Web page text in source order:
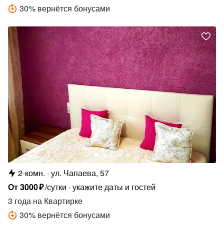
30% вернётся бонусами
2-комн. ул. Чапаева, 57
От3000₽/сутки укажите даты и гостей
3 года на Квартирке
30% вернётся бонусами